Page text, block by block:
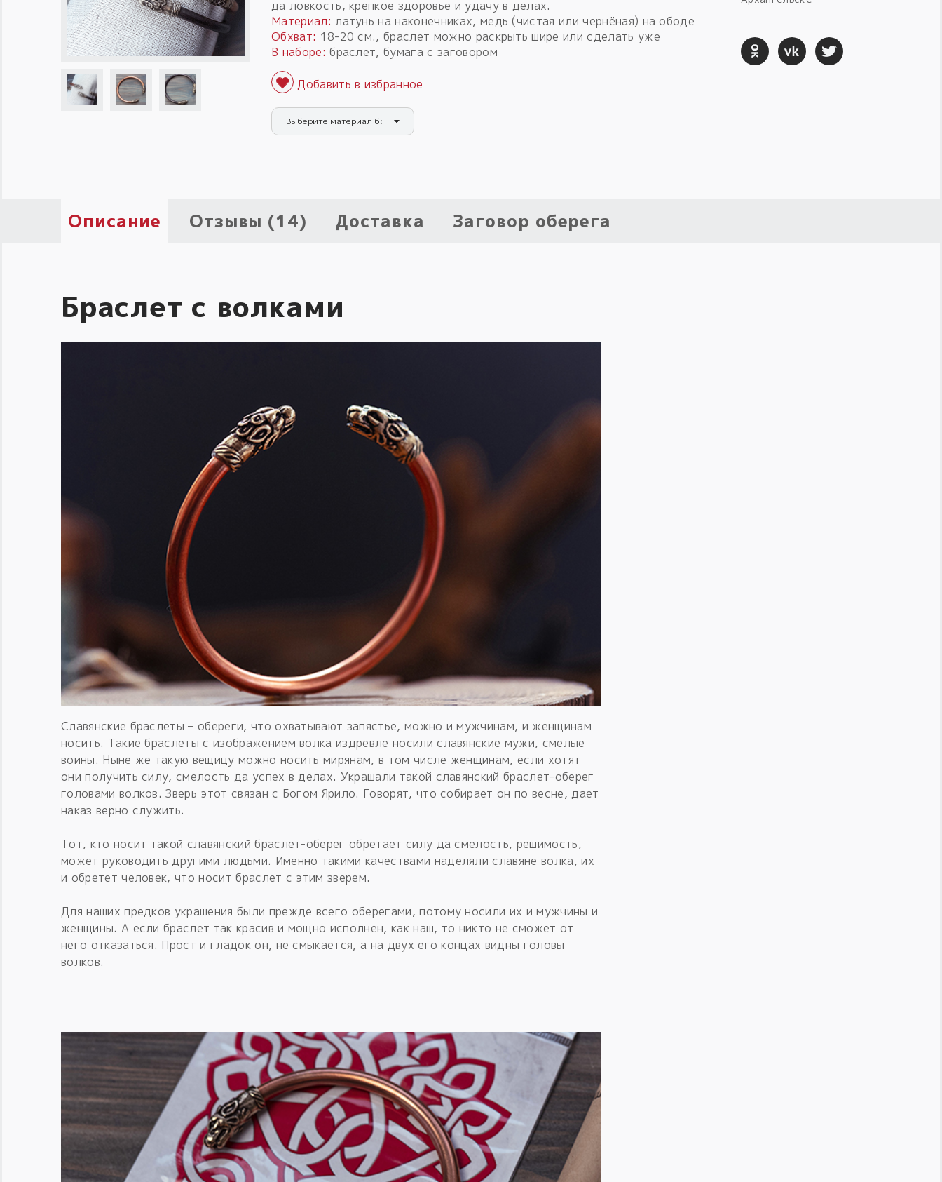
да ловкость, крепкое здоровье и удачу в делах.
Материал: латунь на наконечниках, медь (чистая или чернёная) на ободе
Обхват: 18-20 см., браслет можно раскрыть шире или сделать уже
В наборе: браслет, бумага с заговором
Выберите материал браслета
Описание Отзывы (14) Доставка Заговор оберега
Браслет с волками
Славянские браслеты – обереги, что охватывают запястье, можно и мужчинам, и женщинам
носить. Такие браслеты с изображением волка издревле носили славянские мужи, смелые
воины. Ныне же такую вещицу можно носить мирянам, в том числе женщинам, если хотят
они получить силу, смелость да успех в делах. Украшали такой славянский браслет-оберег
головами волков. Зверь этот связан с Богом Ярило. Говорят, что собирает он по весне, дает
наказ верно служить.
Тот, кто носит такой славянский браслет-оберег обретает силу да смелость, решимость,
может руководить другими людьми. Именно такими качествами наделяли славяне волка, их
и обретет человек, что носит браслет с этим зверем.
Для наших предков украшения были прежде всего оберегами, потому носили их и мужчины и
женщины. А если браслет так красив и мощно исполнен, как наш, то никто не сможет от
него отказаться. Прост и гладок он, не смыкается, а на двух его концах видны головы
волков.